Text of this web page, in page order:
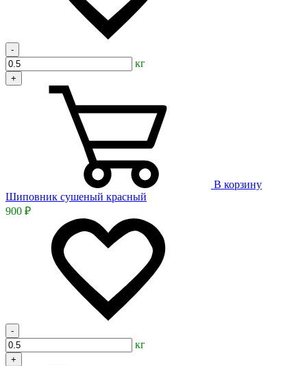
-
кг
+
В корзину
Шиповник сушеный красный
900 ₽
-
кг
+